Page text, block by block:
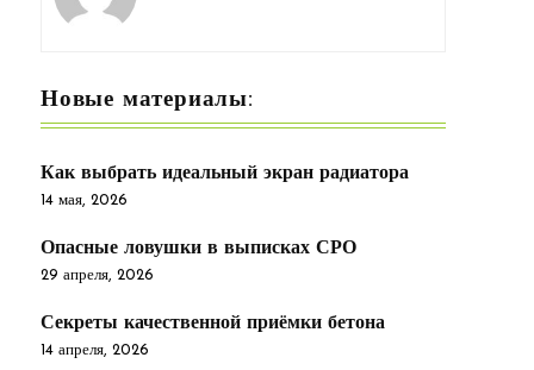
Новые материалы:
Как выбрать идеальный экран радиатора
14 мая, 2026
Опасные ловушки в выписках СРО
29 апреля, 2026
Секреты качественной приёмки бетона
14 апреля, 2026